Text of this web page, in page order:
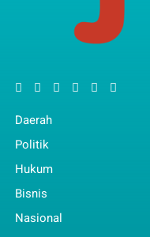
Daerah
Politik
Hukum
Bisnis
Nasional